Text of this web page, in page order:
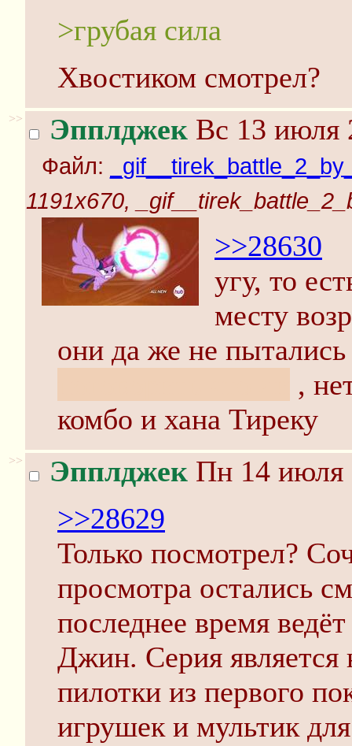
>грубая сила
Хвостиком смотрел?
>> Эпплджек Вс 13 июля
Файл:
1191x670,
>>28630
угу, то
месту
они да же не
,
комбо и хана Тиреку
>> Эпплджек Пн 14 июля
>>28629
Только посмотрел?
просмотра остались
последнее время
Джин. Серия
пилотки из первого
игрушек и мультик